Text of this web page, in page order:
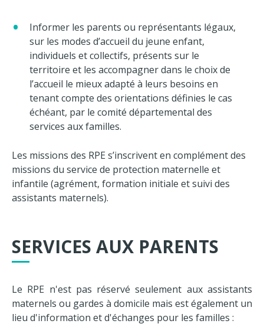
Informer les parents ou représentants légaux,
sur les modes d’accueil du jeune enfant,
individuels et collectifs, présents sur le
territoire et les accompagner dans le choix de
l’accueil le mieux adapté à leurs besoins en
tenant compte des orientations définies le cas
échéant, par le comité départemental des
services aux familles.
Les missions des RPE s’inscrivent en complément des
missions du service de protection maternelle et
infantile (agrément, formation initiale et suivi des
assistants maternels).
SERVICES AUX PARENTS
Le RPE n'est pas réservé seulement aux assistants
maternels ou gardes à domicile mais est également un
lieu d'information et d'échanges pour les familles :